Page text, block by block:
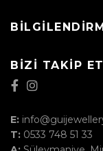
BIZI TAKIP ET
E:
T: 0533 748 51 33